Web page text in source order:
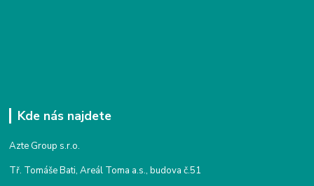
Kde nás najdete
Azte Group s.r.o.
Tř. Tomáše Bati, Areál Toma a.s., budova č.51